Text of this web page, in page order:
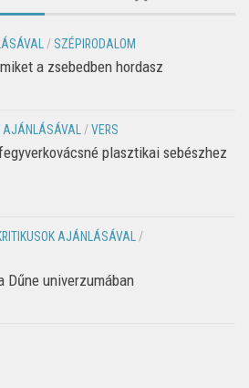
/ SZÉPIRODALOM
a zsebedben hordasz
AJÁNLÁSÁVAL/VERS
plasztikai sebészhez
AJÁNLÁSÁVAL/
Dűne univerzumában